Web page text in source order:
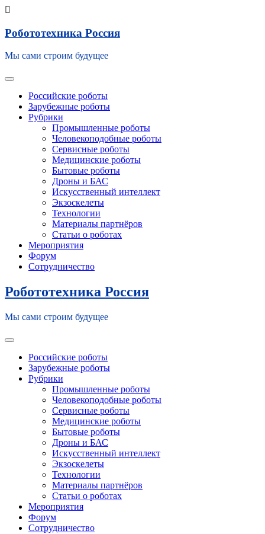
Skip
content
Робототехника Россия
Мы сами строим будущее
Toggle navigation
Российские роботы
Зарубежные роботы
Рубрики
Промышленные роботы
Человекоподобные роботы
Сервисные роботы
Медицинские роботы
Бытовые роботы
Дроны и БАС
Искусственный интеллект
Экзоскелеты
Технологии
Материалы партнёров
Статьи о роботах
Мероприятия
Форум
Сотрудничество
Робототехника Россия
Мы сами строим будущее
Toggle navigation
Российские роботы
Зарубежные роботы
Рубрики
Промышленные роботы
Человекоподобные роботы
Сервисные роботы
Медицинские роботы
Бытовые роботы
Дроны и БАС
Искусственный интеллект
Экзоскелеты
Технологии
Материалы партнёров
Статьи о роботах
Мероприятия
Форум
Сотрудничество